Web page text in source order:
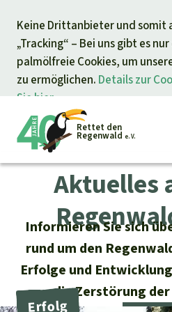
Keine Drittanbieter und somit
„Tracking“ – Bei uns gibt es
palmölfreie Cookies, um
zu ermöglichen. Details zur
Sie hier.
springen
Rettet den
Regenwald e. V.
Petitionen
Projekte
Informieren
Ihre Spende
Dringender
Aktuelles
Informieren Sie sich
rund um den
Erfolge und
die Zerstörung